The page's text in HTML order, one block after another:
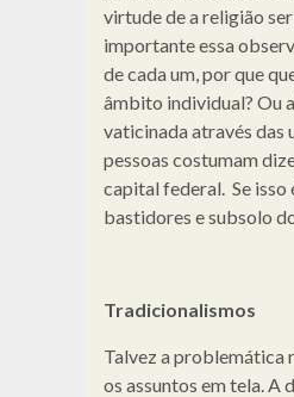
virtude de a religião
importante essa
de cada um, por que
âmbito individual? Ou
vaticinada através das
pessoas costumam
capital federal. Se isso
bastidores e subsolo
Tradicionalismos
Talvez a problemática
os assuntos em tela. A